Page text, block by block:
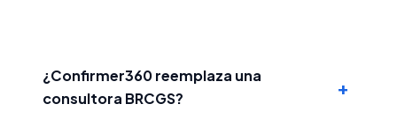
¿Confirmer360 reemplaza una
consultora BRCGS?
+